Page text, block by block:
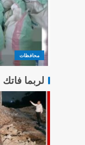
محافظات
لربما فاتك